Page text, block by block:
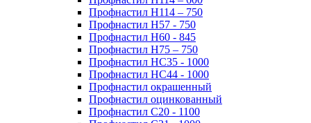
Профнастил Н114 – 750
Профнастил Н57 - 750
Профнастил Н60 - 845
Профнастил Н75 – 750
Профнастил НС35 - 1000
Профнастил НС44 - 1000
Профнастил окрашенный
Профнастил оцинкованный
Профнастил С20 - 1100